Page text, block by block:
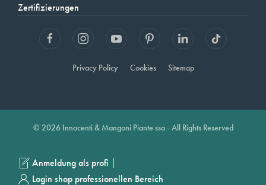
Zertifizierungen
Privacy Policy Cookies Sitemap
© 2026 Innocenti & Mangoni Piante ssa - All Rights Reserved
Anmeldung als profi |
Login shop professionellen Bereich